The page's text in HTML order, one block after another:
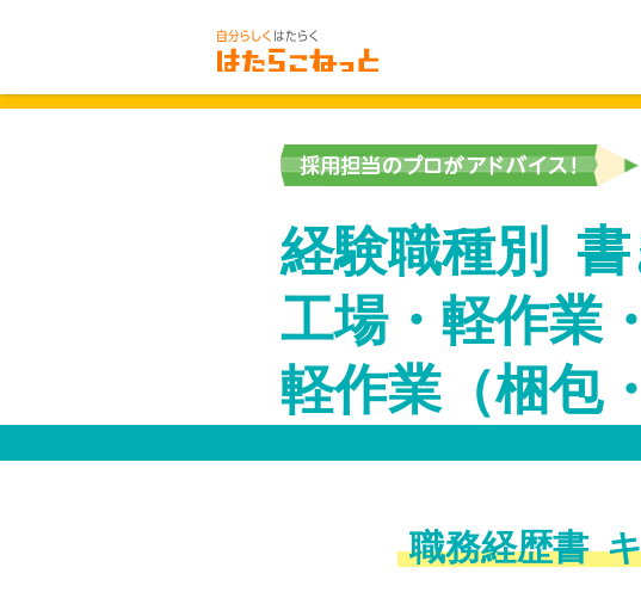
経験職種別
工場・軽作業
軽作業（梱包
職務経歴書